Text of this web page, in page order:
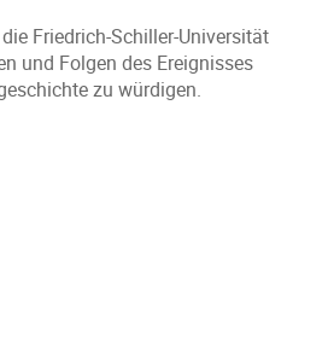
Friedrich-Schiller-Universität
und Folgen des Ereignisses
zu würdigen.